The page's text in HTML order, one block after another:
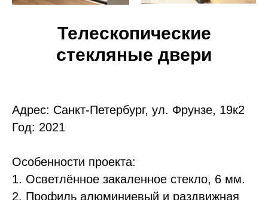
Телескопические
стекляные двери
Адрес: Санкт-Петербург, ул. Фрунзе, 19к2
Год: 2021
Особенности проекта:
1. Осветлённое закаленное стекло, 6 мм.
2. Профиль алюминиевый и раздвижная